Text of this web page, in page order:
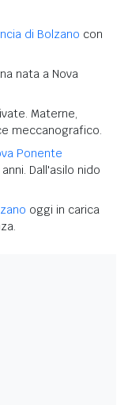
di Bolzano con
nata a Nova
Materne,
meccanografico.
Ponente
Dall'asilo nido
oggi in carica